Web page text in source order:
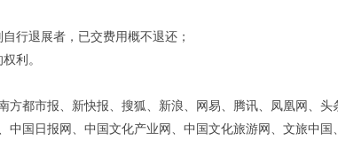
行退展者，已交费用概不退还；
利。
方都市报、新快报、搜狐、新浪、网易、腾讯、凤凰网、头
中国日报网、中国文化产业网、中国文化旅游网、文旅中国